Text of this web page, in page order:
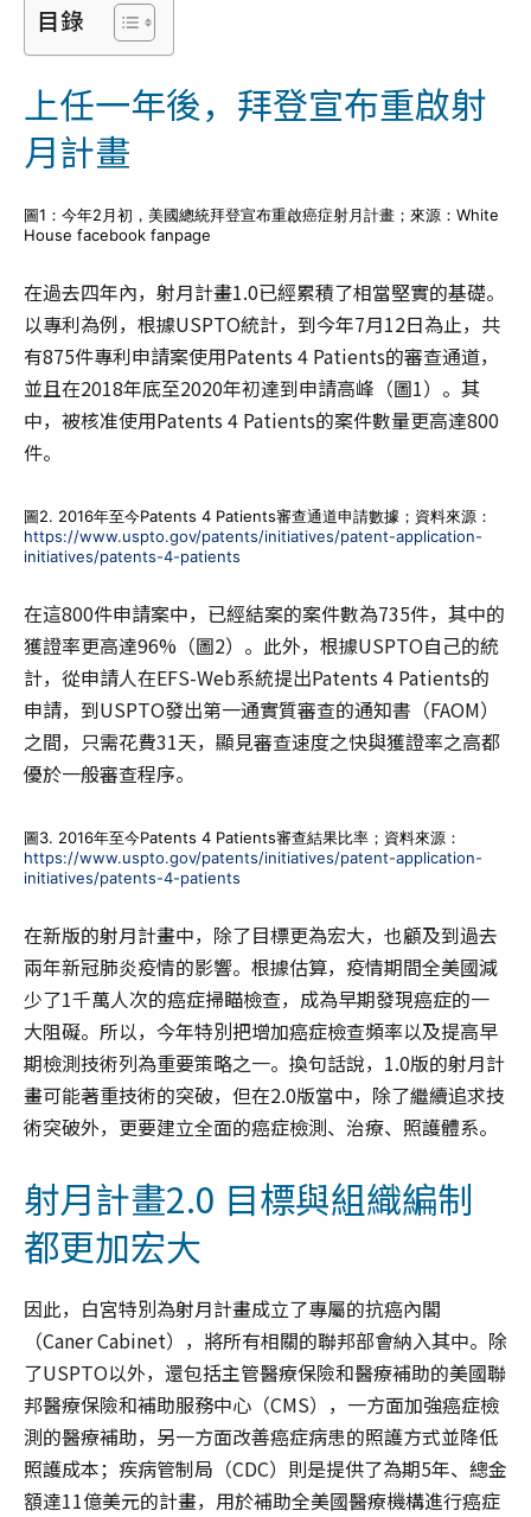
目錄
上任一年後，拜登宣布重啟射
月計畫
圖1：今年2月初，美國總統拜登宣布重啟癌症射月計畫；來源：White
House facebook fanpage
在過去四年內，射月計畫1.0已經累積了相當堅實的基礎。
以專利為例，根據USPTO統計，到今年7月12日為止，共
有875件專利申請案使用Patents 4 Patients的審查通道，
並且在2018年底至2020年初達到申請高峰（圖1）。其
中，被核准使用Patents 4 Patients的案件數量更高達800
件。
圖2. 2016年至今Patents 4 Patients審查通道申請數據；資料來源：
https://www.uspto.gov/patents/initiatives/patent-application-
initiatives/patents-4-patients
在這800件申請案中，已經結案的案件數為735件，其中的
獲證率更高達96%（圖2）。此外，根據USPTO自己的統
計，從申請人在EFS-Web系統提出Patents 4 Patients的
申請，到USPTO發出第一通實質審查的通知書（FAOM）
之間，只需花費31天，顯見審查速度之快與獲證率之高都
優於一般審查程序。
圖3. 2016年至今Patents 4 Patients審查結果比率；資料來源：
https://www.uspto.gov/patents/initiatives/patent-application-
initiatives/patents-4-patients
在新版的射月計畫中，除了目標更為宏大，也顧及到過去
兩年新冠肺炎疫情的影響。根據估算，疫情期間全美國減
少了1千萬人次的癌症掃瞄檢查，成為早期發現癌症的一
大阻礙。所以，今年特別把增加癌症檢查頻率以及提高早
期檢測技術列為重要策略之一。換句話說，1.0版的射月計
畫可能著重技術的突破，但在2.0版當中，除了繼續追求技
術突破外，更要建立全面的癌症檢測、治療、照護體系。
射月計畫2.0 目標與組織編制
都更加宏大
因此，白宮特別為射月計畫成立了專屬的抗癌內閣
（Caner Cabinet），將所有相關的聯邦部會納入其中。除
了USPTO以外，還包括主管醫療保險和醫療補助的美國聯
邦醫療保險和補助服務中心（CMS），一方面加強癌症檢
測的醫療補助，另一方面改善癌症病患的照護方式並降低
照護成本；疾病管制局（CDC）則是提供了為期5年、總金
額達11億美元的計畫，用於補助全美國醫療機構進行癌症